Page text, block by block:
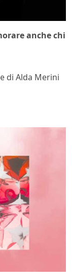
anche chi
di Alda Merini